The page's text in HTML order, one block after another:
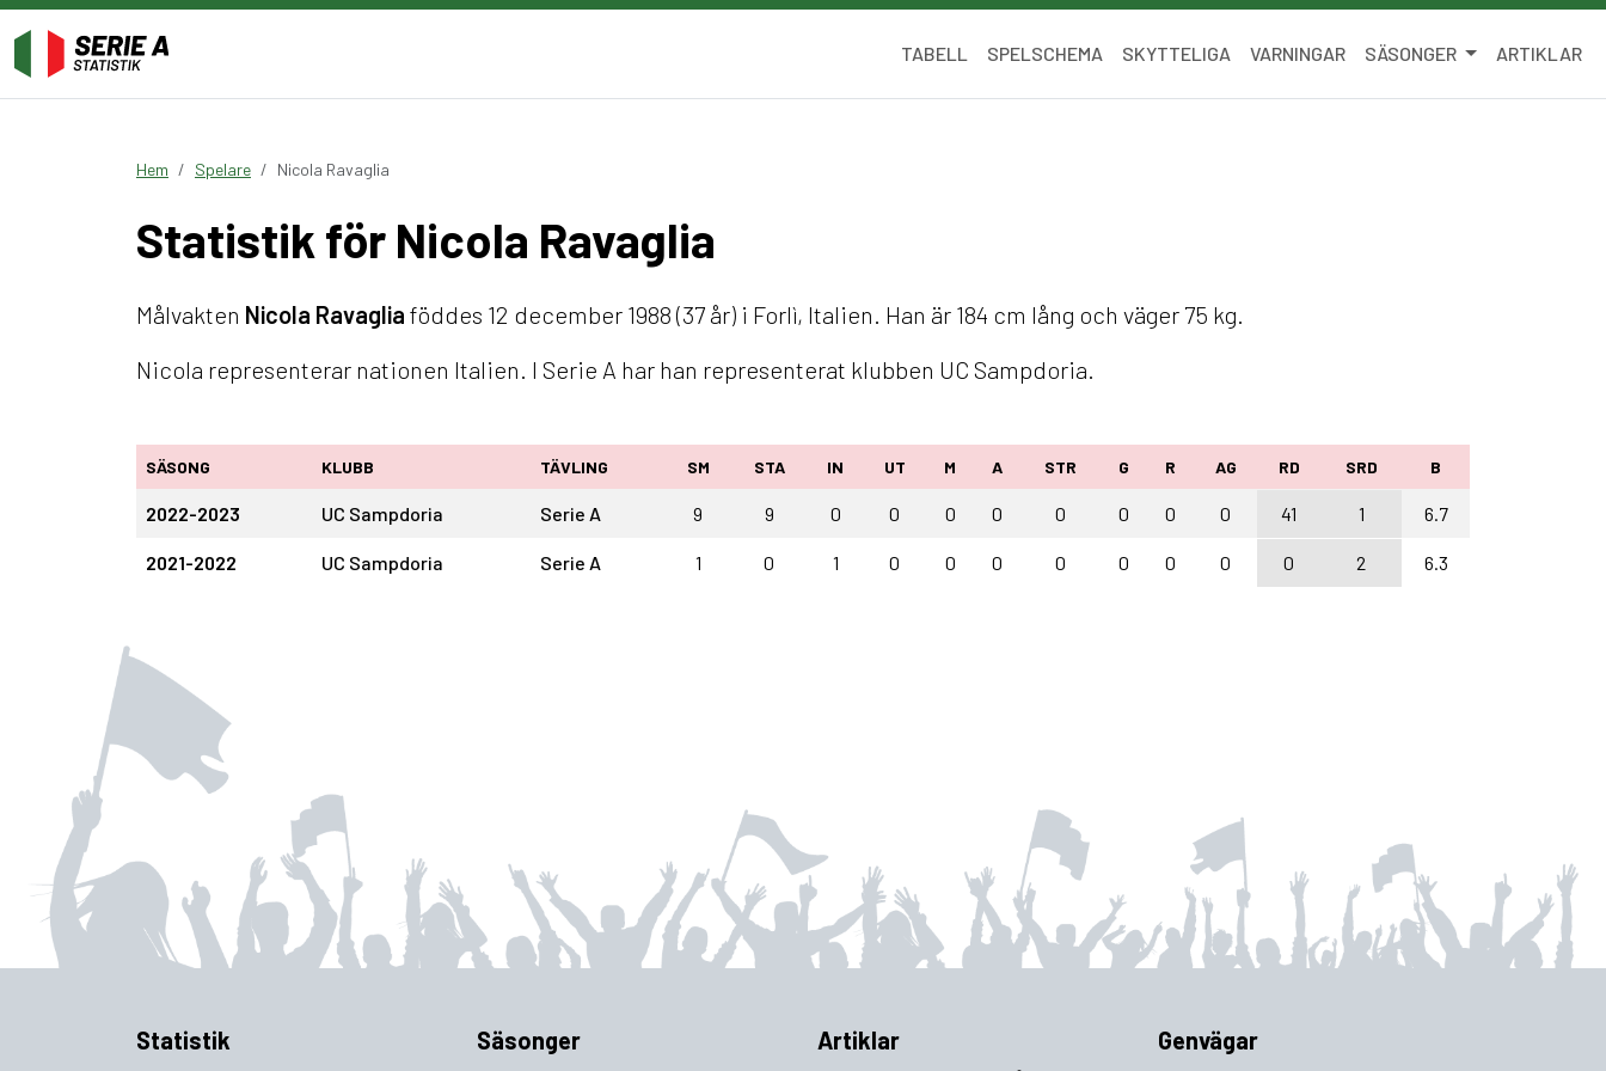
TABELL SPELSCHEMA SKYTTELIGA VARNINGAR SÄSONGER ARTIKLAR
Hem Spelare Nicola Ravaglia
Statistik för Nicola Ravaglia
Målvakten Nicola Ravaglia föddes 12 december 1988 (37 år) i Forlì, Italien. Han är 184 cm lång och väger 75 kg.
Nicola representerar nationen Italien. I Serie A har han representerat klubben UC Sampdoria.
SÄSONG KLUBB TÄVLING SM STA IN UT M A STR G R AG RD SRD B
2022-2023 UC Sampdoria Serie A 9 9 0 0 0 0 0 0 0 0 41 1 6.7
2021-2022 UC Sampdoria Serie A 1 0 1 0 0 0 0 0 0 0 0 2 6.3
Statistik Säsonger Artiklar Genvägar